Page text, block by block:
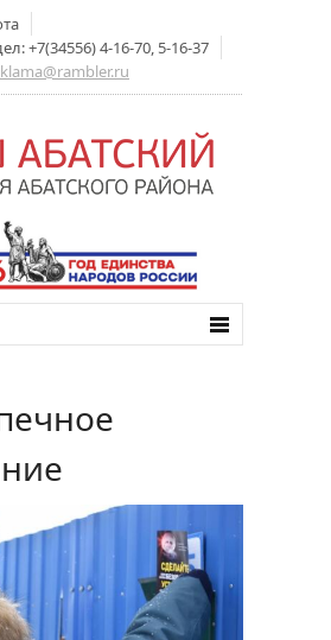
+7(34556) 4-16-70, 5-16-37